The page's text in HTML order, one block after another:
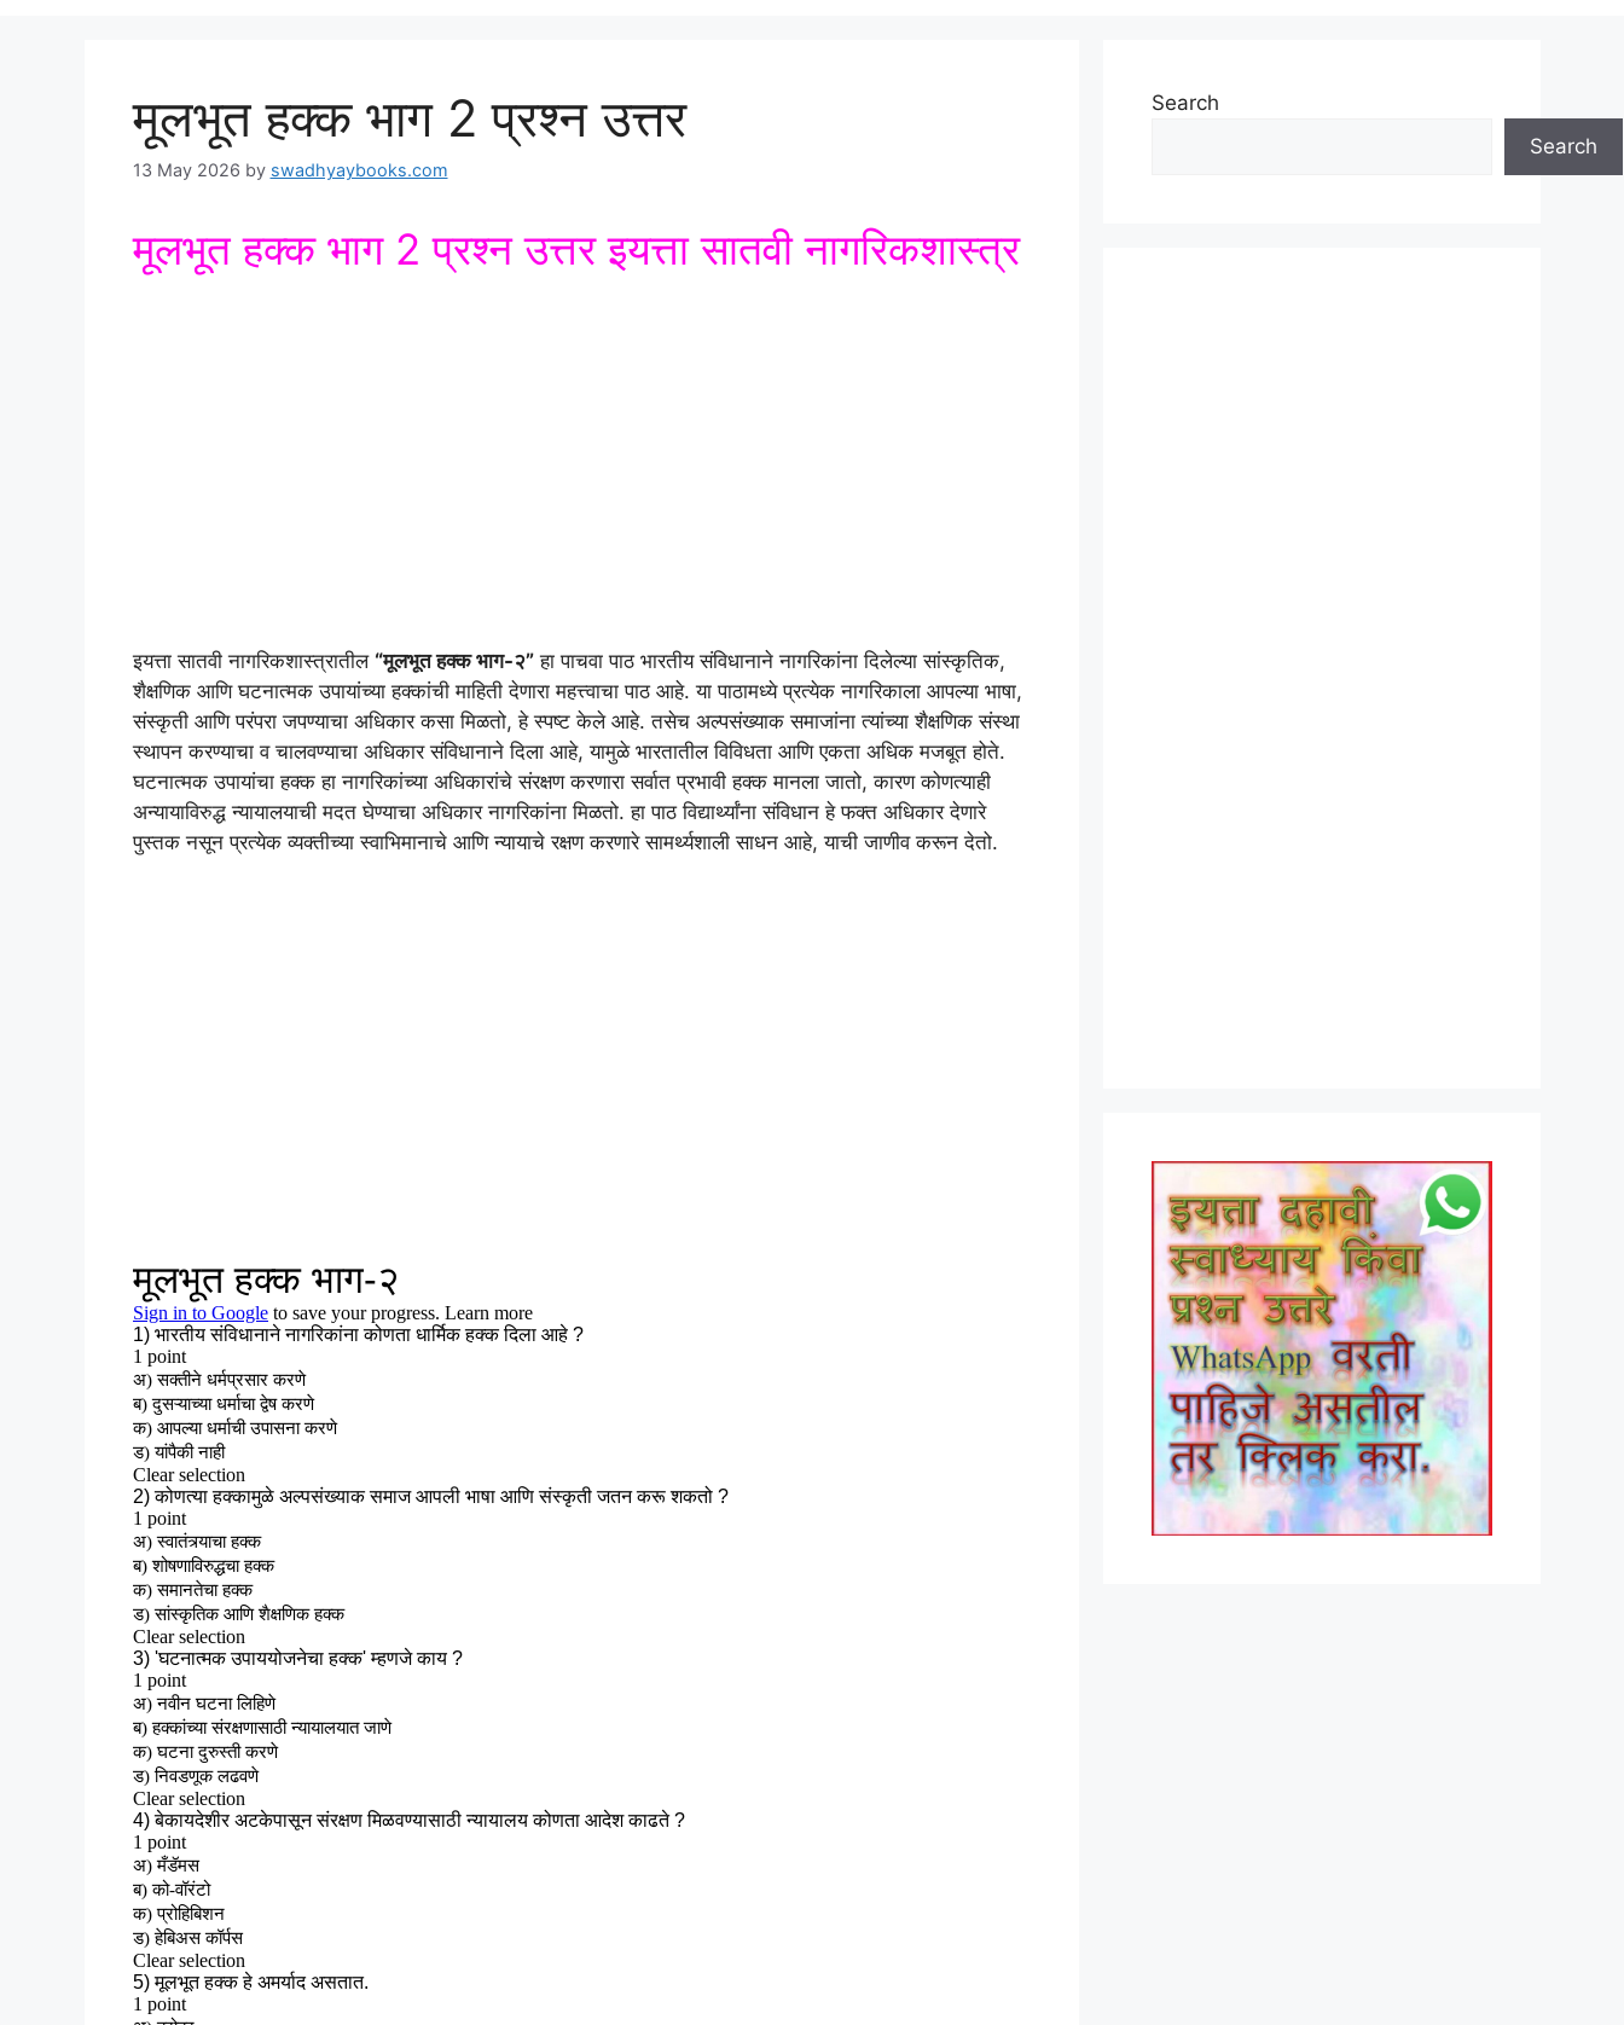
मूलभूत हक्क भाग 2 प्रश्न उत्तर
13 May 2026 by swadhyaybooks.com
मूलभूत हक्क भाग 2 प्रश्न उत्तर इयत्ता सातवी नागरिकशास्त्र
इयत्ता सातवी नागरिकशास्त्रातील “मूलभूत हक्क भाग-२”हा पाचवा पाठ भारतीय संविधानाने नागरिकांना दिलेल्या सांस्कृतिक,
शैक्षणिक आणि घटनात्मक उपायांच्या हक्कांची माहिती देणारा महत्त्वाचा पाठ आहे. या पाठामध्ये प्रत्येक नागरिकाला आपल्या भाषा,
संस्कृती आणि परंपरा जपण्याचा अधिकार कसा मिळतो, हे स्पष्ट केले आहे. तसेच अल्पसंख्याक समाजांना त्यांच्या शैक्षणिक संस्था
स्थापन करण्याचा व चालवण्याचा अधिकार संविधानाने दिला आहे, यामुळे भारतातील विविधता आणि एकता अधिक मजबूत होते.
घटनात्मक उपायांचा हक्क हा नागरिकांच्या अधिकारांचे संरक्षण करणारा सर्वात प्रभावी हक्क मानला जातो, कारण कोणत्याही
अन्यायाविरुद्ध न्यायालयाची मदत घेण्याचा अधिकार नागरिकांना मिळतो. हा पाठ विद्यार्थ्यांना संविधान हे फक्त अधिकार देणारे
पुस्तक नसून प्रत्येक व्यक्तीच्या स्वाभिमानाचे आणि न्यायाचे रक्षण करणारे सामर्थ्यशाली साधन आहे, याची जाणीव करून देतो.
Search
Search